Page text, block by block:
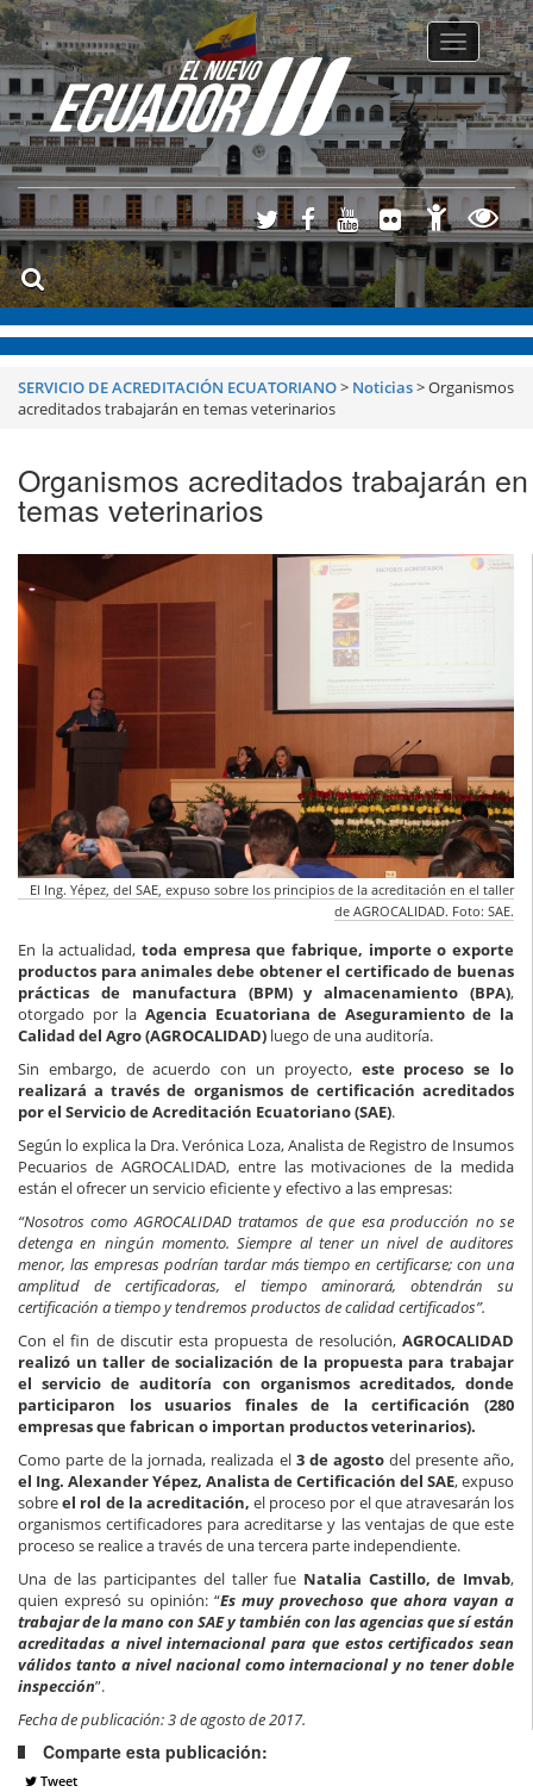
Toggle
SERVICIO DE ACREDITACIÓN ECUATORIANO> Noticias>Organismos
acreditados trabajarán en temas veterinarios
Organismos acreditados trabajarán en
temas veterinarios
El Ing. Yépez, del SAE, expuso sobre los principios de la acreditación en el taller
de AGROCALIDAD. Foto: SAE.
En la actualidad, toda empresa que fabrique, importe o exporte
productos para animales debe obtener el certificado de buenas
prácticas de manufactura (BPM) y almacenamiento (BPA),
otorgado por la Agencia Ecuatoriana de Aseguramiento de la
Calidad del Agro (AGROCALIDAD) luego de una auditoría.
Sin embargo, de acuerdo con un proyecto, este proceso se lo
realizará a través de organismos de certificación acreditados
por el Servicio de Acreditación Ecuatoriano (SAE).
Según lo explica la Dra. Verónica Loza, Analista de Registro de Insumos
Pecuarios de AGROCALIDAD, entre las motivaciones de la medida
están el ofrecer un servicio eficiente y efectivo a las empresas:
“Nosotros como AGROCALIDAD tratamos de que esa producción no se
detenga en ningún momento. Siempre al tener un nivel de auditores
menor, las empresas podrían tardar más tiempo en certificarse; con una
amplitud de certificadoras, el tiempo aminorará, obtendrán su
certificación a tiempo y tendremos productos de calidad certificados”.
Con el fin de discutir esta propuesta de resolución, AGROCALIDAD
realizó un taller de socialización de la propuesta para trabajar
el servicio de auditoría con organismos acreditados, donde
participaron los usuarios finales de la certificación (280
empresas que fabrican o importan productos veterinarios).
Como parte de la jornada, realizada el 3 de agostodel presente año,
el Ing. Alexander Yépez, Analista de Certificación del SAE, expuso
sobreel rol de la acreditación,el proceso por el que atravesarán los
organismos certificadores para acreditarse y las ventajas de que este
proceso se realice a través de una tercera parte independiente.
Una de las participantes del taller fue Natalia Castillo, de Imvab,
quien expresó su opinión: “Es muy provechoso que ahora vayan a
trabajar de la mano con SAE y también con las agencias que sí están
acreditadas a nivel internacional para que estos certificados sean
válidos tanto a nivel nacional como internacional y no tener doble
inspección”.
Fecha de publicación: 3 de agosto de 2017.
Comparte esta publicación:
Tweet